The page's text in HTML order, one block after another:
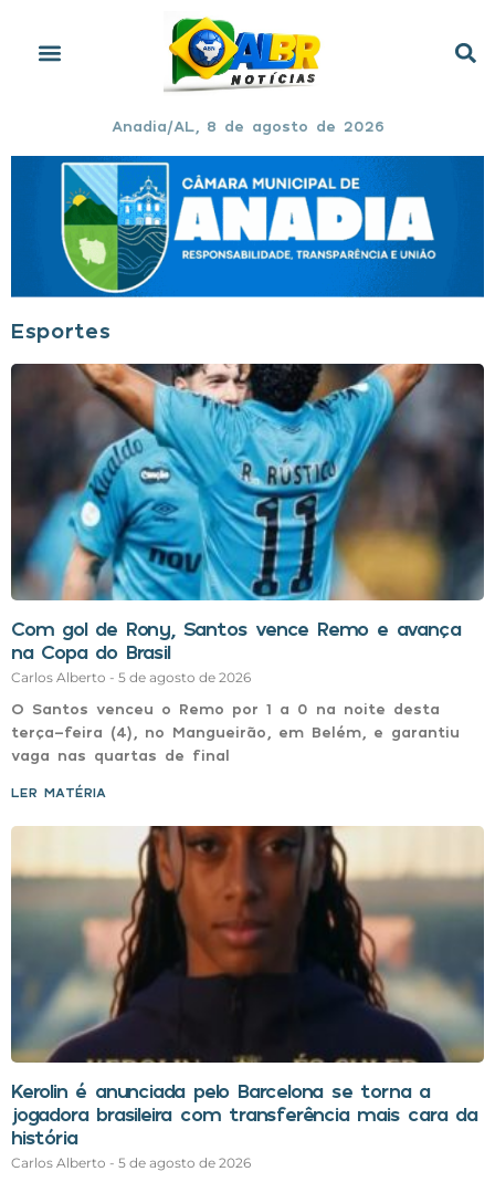
Anadia/AL, 8 de agosto de 2026
Esportes
Com gol de Rony, Santos vence Remo e avança
na Copa do Brasil
Carlos Alberto 5 de agosto de 2026
O Santos venceu o Remo por 1 a 0 na noite desta
terça-feira (4), no Mangueirão, em Belém, e garantiu
vaga nas quartas de final
LER MATÉRIA »
Kerolin é anunciada pelo Barcelona se torna a
jogadora brasileira com transferência mais cara da
história
Carlos Alberto 5 de agosto de 2026